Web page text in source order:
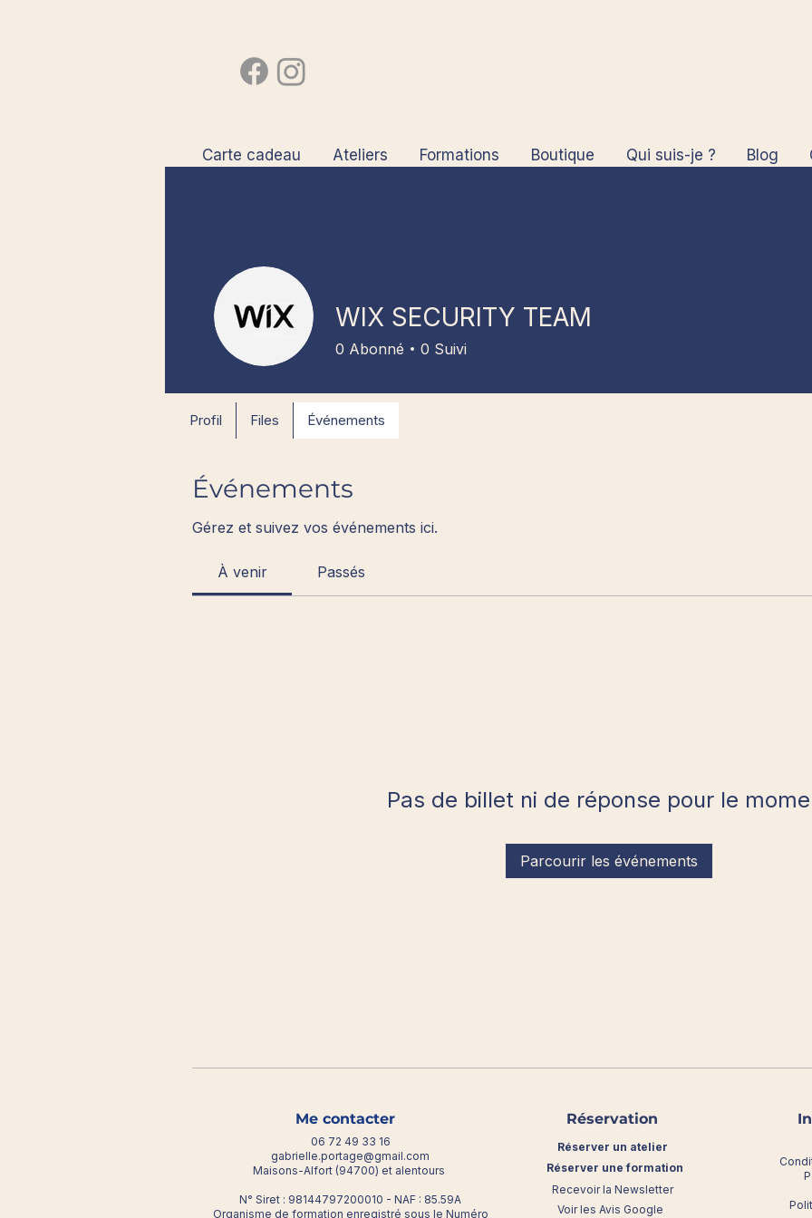
Carte cadeau Ateliers Formations Boutique Qui suis-je ? Blog
Événements
Gérez et suivez vos événements ici.
À venir Passés
Pas de billet ni de réponse pour le
Parcourir les événements
WIX SECURITY TEAM
0 Abonné 0 Suivi
Profil Files Événements
Me contacter
06 72 49 33 16
gabrielle.portage@gmail.com
Maisons-Alfort (94700) et alentours
N° Siret : 98144797200010 - NAF : 85.59A
Organisme de formation enregistré sous le Numéro
Réservation
Réserver un atelier
Réserver une formation
Recevoir la Newsletter
Voir les Avis Google